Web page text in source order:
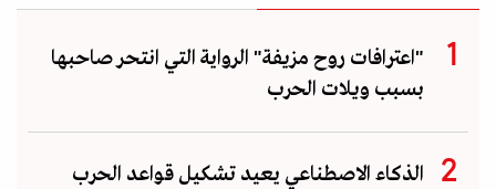
"اعترافات روح مزيفة" الرواية التي انتحر صاحبها
بسبب ويلات الحرب
الذكاء الاصطناعي يعيد تشكيل قواعد الحرب